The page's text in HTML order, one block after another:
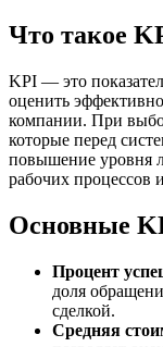
Что такое
KPI — это
оценить
компании. При
которые перед
повышение уровня
рабочих процессов
Основные
Процент
доля
сделкой.
Средняя